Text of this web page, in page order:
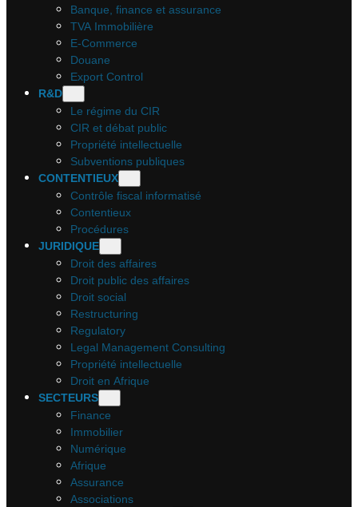
Banque, finance et assurance
TVA Immobilière
E-Commerce
Douane
Export Control
R&D
Le régime du CIR
CIR et débat public
Propriété intellectuelle
Subventions publiques
CONTENTIEUX
Contrôle fiscal informatisé
Contentieux
Procédures
JURIDIQUE
Droit des affaires
Droit public des affaires
Droit social
Restructuring
Regulatory
Legal Management Consulting
Propriété intellectuelle
Droit en Afrique
SECTEURS
Finance
Immobilier
Numérique
Afrique
Assurance
Associations